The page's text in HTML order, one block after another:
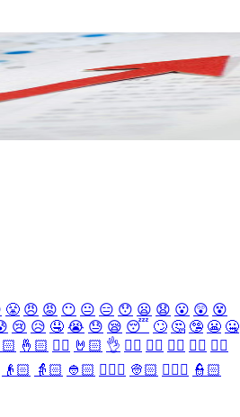
😤 😠 😡 😶 😐 😑 😯 😦 😧 😮 😲 😵
😢 😥 🤤 😭 😓 😪 😴 🙄 🤔 🤥 😬 🤐
🤞🏻 ✌🏻 🤘🏻 👌 👈🏻 👉🏻 👆🏻 👇🏻 ☝🏻
👴🏻 👵🏻 👲🏻 👳🏻‍♀️ 👳🏻 👮🏻‍♀️ 👮🏻